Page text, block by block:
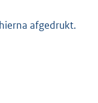
afgedrukt.